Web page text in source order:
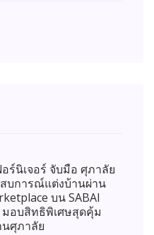
ร์นิเจอร์ จับมือ ศุภาลัย
บการณ์แต่งบ้านผ่าน
บน SABAI
อบสิทธิพิเศษสุดคุ้ม
ศุภาลัย